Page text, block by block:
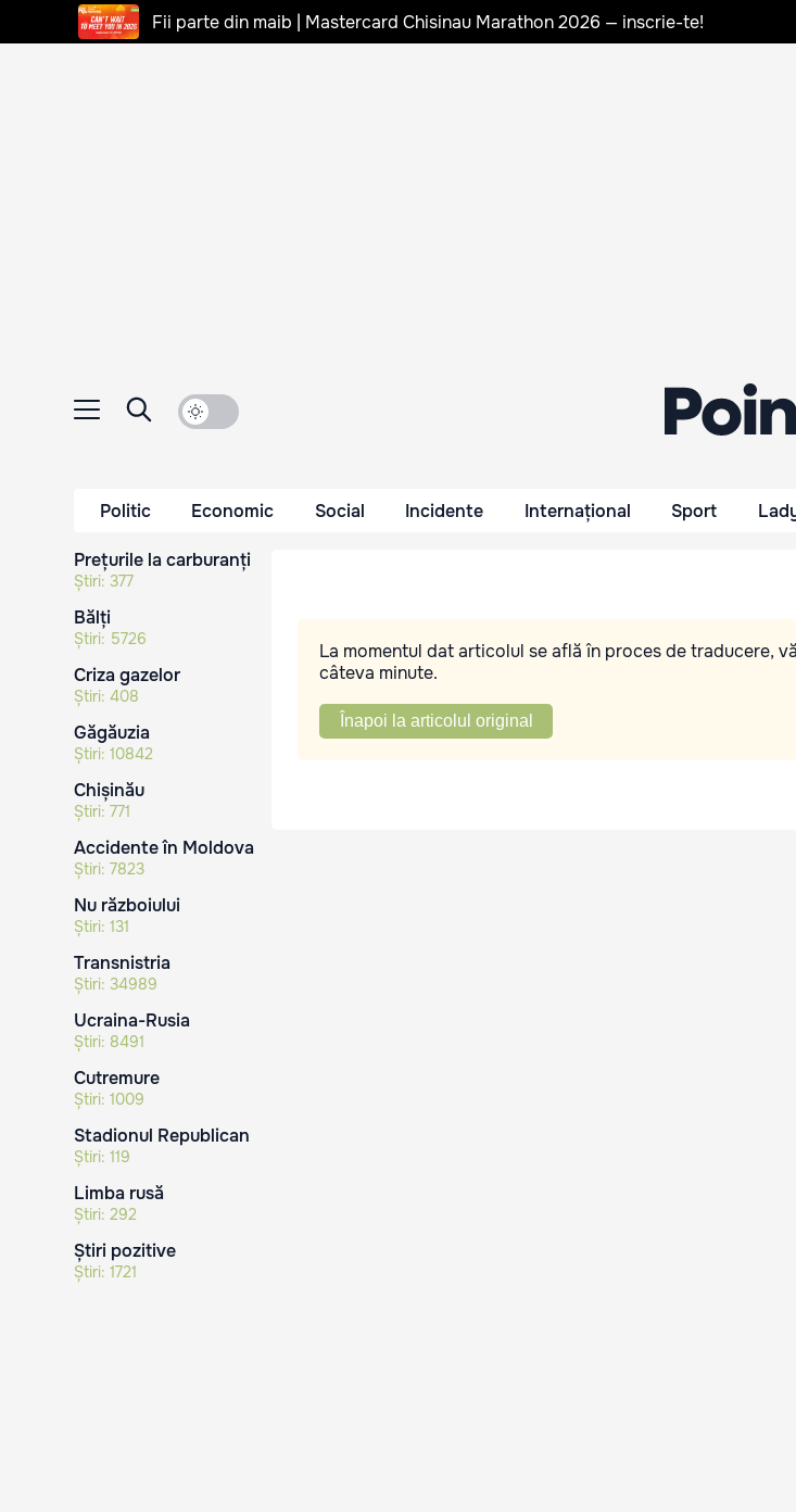
Fii parte din maib | Mastercard Chisinau Marathon 2026 — inscrie-te!
Politic Economic Social Incidente Internațional Sport
Prețurile la carburanți
Știri: 377
Bălți
Știri: 5726
Criza gazelor
Știri: 408
Găgăuzia
Știri: 10842
Chișinău
Știri: 771
Accidente în Moldova
Știri: 7823
Nu războiului
Știri: 131
Transnistria
Știri: 34989
Ucraina-Rusia
Știri: 8491
Cutremure
Știri: 1009
Stadionul Republican
Știri: 119
Limba rusă
Știri: 292
Știri pozitive
Știri: 1721
La momentul dat articolul se află în proces de traducere,
câteva minute.
Înapoi la articolul original